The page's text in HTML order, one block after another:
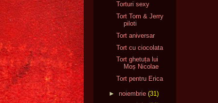
Torturi sexy
Tort Tom & Jerry
piloti
Tort aniversar
Tort cu ciocolata
Tort ghetuța lui
Moș Nicolae
Tort pentru Erica
► noiembrie (31)